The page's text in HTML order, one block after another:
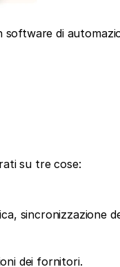
software di
su tre cose:
sincronizzazione
dei fornitori.